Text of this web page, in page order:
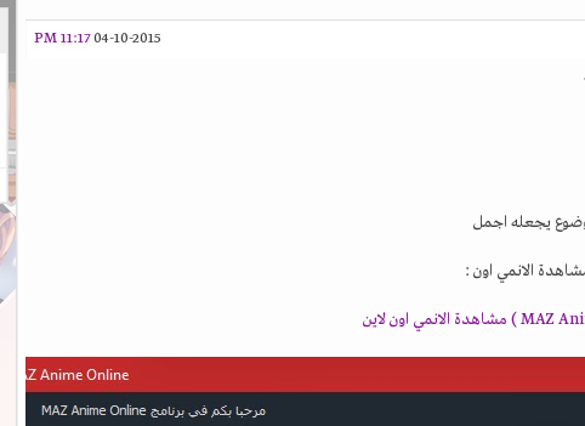
04-10-2015
11:17 PM
يجعله اجمل
الانمي اون :